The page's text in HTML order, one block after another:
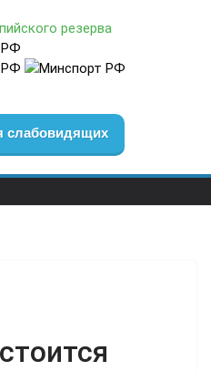
слабовидящих